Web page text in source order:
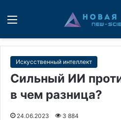
Искусственный интеллект
Сильный ИИ
в чем разница?
24.06.2023 3 884